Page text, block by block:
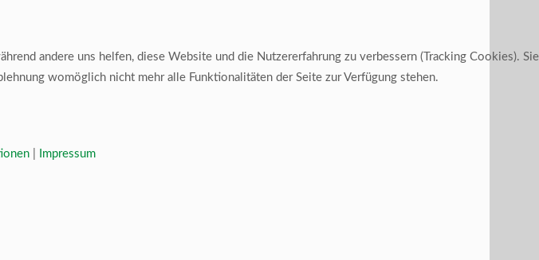
andere uns helfen, diese Website und die Nutzererfahrung zu verbessern (Tracking Cookies). Sie
womöglich nicht mehr alle Funktionalitäten der Seite zur Verfügung stehen.
Impressum